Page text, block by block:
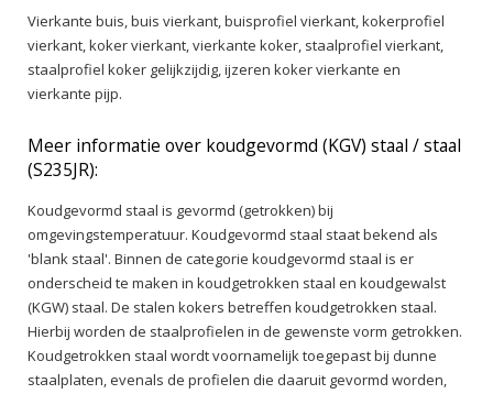
Vierkante buis, buis vierkant, buisprofiel vierkant, kokerprofiel
vierkant, koker vierkant, vierkante koker, staalprofiel vierkant,
staalprofiel koker gelijkzijdig, ijzeren koker vierkante en
vierkante pijp.
Meer informatie over koudgevormd (KGV) staal / staal
(S235JR):
Koudgevormd staal is gevormd (getrokken) bij
omgevingstemperatuur. Koudgevormd staal staat bekend als
'blank staal'. Binnen de categorie koudgevormd staal is er
onderscheid te maken in koudgetrokken staal en koudgewalst
(KGW) staal. De stalen kokers betreffen koudgetrokken staal.
Hierbij worden de staalprofielen in de gewenste vorm getrokken.
Koudgetrokken staal wordt voornamelijk toegepast bij dunne
staalplaten, evenals de profielen die daaruit gevormd worden,